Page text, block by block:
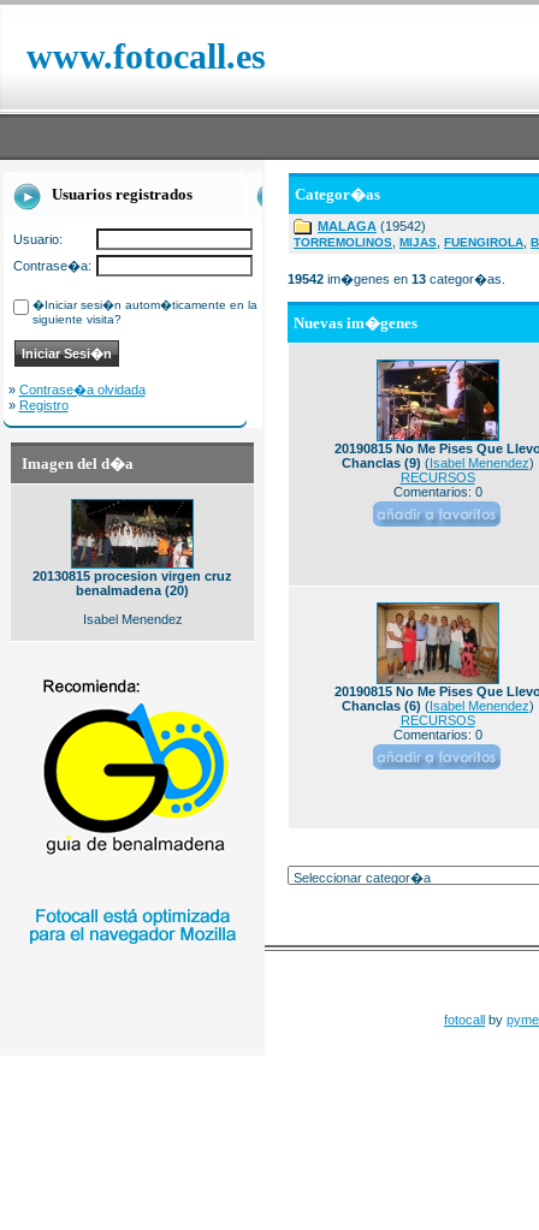
www.fotocall.es
Usuarios registrados
Usuario:
Contrase�a:
�Iniciar sesi�n autom�ticamente en la
siguiente visita?
» Contrase�a olvidada
» Registro
Imagen del d�a
20130815 procesion virgen cruz
benalmadena (20)
Isabel Menendez
Categor�as
MALAGA (19542)
TORREMOLINOS MIJAS FUENGIROLA
19542 im�genes en 13 categor�as.
Nuevas im�genes
20190815 No Me Pises Que
Chanclas (9) (Isabel Menendez)
RECURSOS
Comentarios: 0
20190815 No Me Pises Que
Chanclas (6) (Isabel Menendez)
RECURSOS
Comentarios: 0
fotocall by